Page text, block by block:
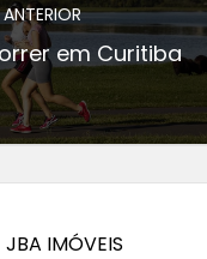
em Curitiba
JBA IMÓVEIS